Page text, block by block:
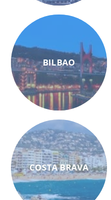
BILBAO
COSTA BRAVA